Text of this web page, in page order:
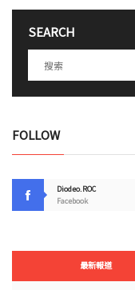
SEARCH
FOLLOW
Diodeo.ROC
Facebook
最新報道